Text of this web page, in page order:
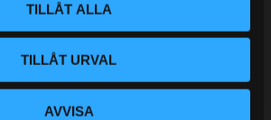
TILLÅT ALLA
TILLÅT URVAL
AVVISA